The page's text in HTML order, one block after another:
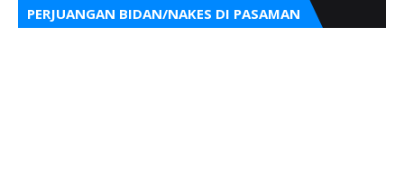
PERJUANGAN BIDAN/NAKES DI PASAMAN